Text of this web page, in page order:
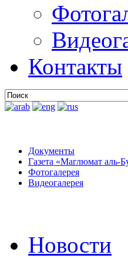
Контакты
Документы
Газета «Маглюмат аль-
Фотогалерея
Видеогалерея
Новости